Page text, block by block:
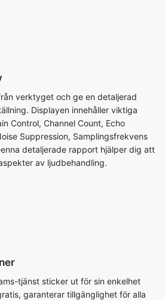
verktyget och ge en detaljerad
Displayen innehåller viktiga
Control, Channel Count, Echo
Suppression, Samplingsfrekvens
detaljerade rapport hjälper dig att
av ljudbehandling.
tjänst sticker ut för sin enkelhet
garanterar tillgänglighet för alla